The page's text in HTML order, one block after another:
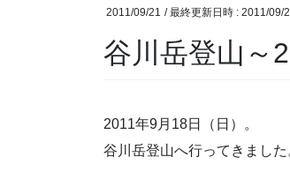
2011/09/21 / 最終更新日時 : 2011/09/
谷川岳登山～
2011年9月18日（日）。
谷川岳登山へ行ってきました